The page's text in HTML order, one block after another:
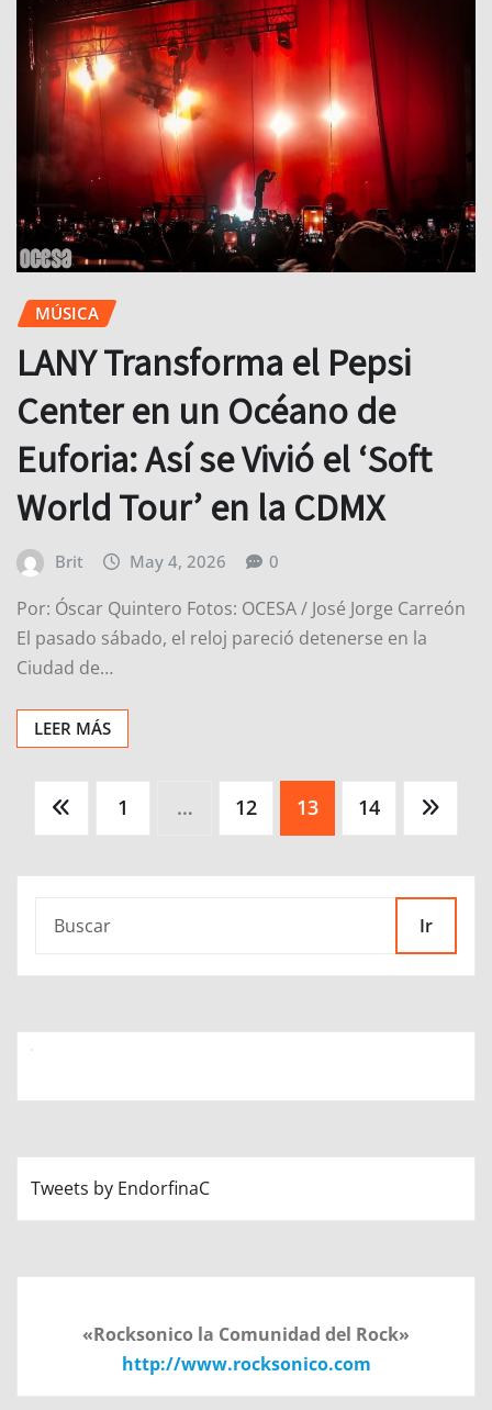
MÚSICA
LANY Transforma el Pepsi
Center en un Océano de
Euforia: Así se Vivió el ‘Soft
World Tour’ en la CDMX
Brit May 4, 2026 0
Por: Óscar Quintero Fotos: OCESA / José Jorge Carreón
El pasado sábado, el reloj pareció detenerse en la
Ciudad de…
LEER MÁS
1 … 12 13 14
Ir
Tweets by EndorfinaC
«Rocksonico la Comunidad del Rock»
http://www.rocksonico.com